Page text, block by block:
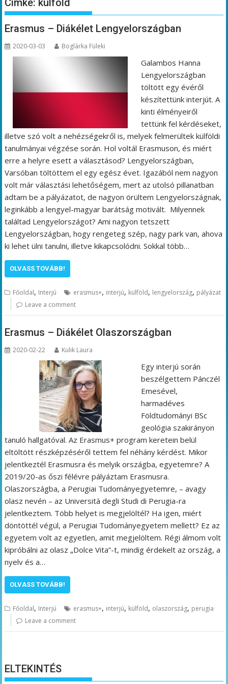
Címke: külföld
Erasmus – Diákélet Lengyelországban
2020-03-03 Boglárka Füleki
Galambos Hanna
Lengyelországban
töltött egy évéről
készítettünk interjút. A
kinti élményeiről
tettünk fel kérdéseket,
illetve szó volt a nehézségekről is, melyek felmerültek külföldi
tanulmányai végzése során. Hol voltál Erasmuson, és miért
erre a helyre esett a választásod? Lengyelországban,
Varsóban töltöttem el egy egész évet. Igazából nem nagyon
volt már választási lehetőségem, mert az utolsó pillanatban
adtam be a pályázatot, de nagyon örültem Lengyelországnak,
leginkább a lengyel-magyar barátság motivált. Milyennek
találtad Lengyelországot? Ami nagyon tetszett
Lengyelországban, hogy rengeteg szép, nagy park van, ahova
ki lehet ülni tanulni, illetve kikapcsolódni. Sokkal több…
OLVASS TOVÁBB!
Főoldal, Interjú erasmus+, interjú, külföld, lengyelország, pályázat
Leave a comment
Erasmus – Diákélet Olaszországban
2020-02-22 Kulik Laura
Egy interjú során
beszélgettem Pánczél
Emesével,
harmadéves
Földtudományi BSc
geológia szakirányon
tanuló hallgatóval. Az Erasmus+ program keretein belül
eltöltött részképzéséről tettem fel néhány kérdést. Mikor
jelentkeztél Erasmusra és melyik országba, egyetemre? A
2019/20-as őszi félévre pályáztam Erasmusra.
Olaszországba, a Perugiai Tudományegyetemre, – avagy
olasz nevén – az Università degli Studi di Perugia-ra
jelentkeztem. Több helyet is megjelöltél? Ha igen, miért
döntöttél végül, a Perugiai Tudományegyetem mellett? Ez az
egyetem volt az egyetlen, amit megjelöltem. Régi álmom volt
kipróbálni az olasz „Dolce Vita”-t, mindig érdekelt az ország, a
nyelv és a…
OLVASS TOVÁBB!
Főoldal, Interjú erasmus+, interjú, külföld, olaszország, perugia
Leave a comment
ELTEKINTÉS